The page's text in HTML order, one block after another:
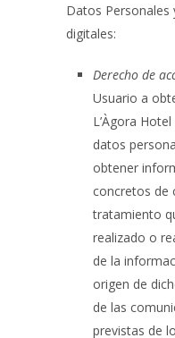
Datos Personales
digitales:
Derecho de
Usuario a
L’Àgora Hotel
datos
obtener
concretos de
tratamiento
realizado o
de la
origen de
de las
previstas de